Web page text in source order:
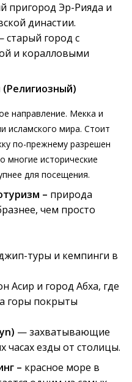
пригород Эр-Рияда и
династии.
старый город с
и коралловыми
направление. Мекка и
исламского мира. Стоит
по-прежнему разрешен
многие исторические
для посещения.
– природа
чем просто
туры и кемпинги в
Асир и город Абха, где
горы покрыты
— захватывающие
часах езды от столицы.
– красное море в